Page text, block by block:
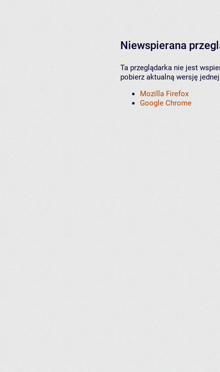
Niewspierana
Ta przeglądarka nie jest
pobierz aktualną wersję
Mozilla Firefox
Google Chrome